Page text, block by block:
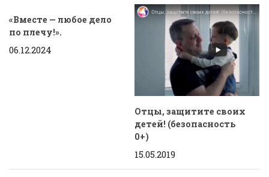
«Вместе — любое дело
по плечу!».
06.12.2024
Отцы, защитите своих
детей! (безопасность
0+)
15.05.2019